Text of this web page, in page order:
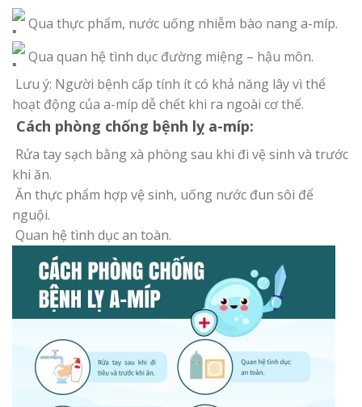
Qua thực phẩm, nước uống nhiễm bào nang a-míp.
Qua quan hệ tình dục đường miệng – hậu môn.
Lưu ý: Người bệnh cấp tính ít có khả năng lây vì thể
hoạt động của a-míp dễ chết khi ra ngoài cơ thể.
Cách phòng chống bệnh lỵ a-míp:
Rửa tay sạch bằng xà phòng sau khi đi vệ sinh và trước
khi ăn.
Ăn thực phẩm hợp vệ sinh, uống nước đun sôi để
nguội.
Quan hệ tình dục an toàn.